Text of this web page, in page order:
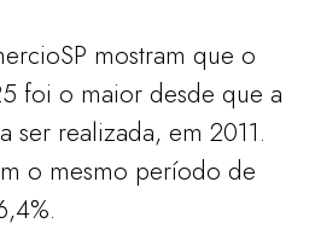
mostram que o
foi o maior desde que a
ser realizada, em 2011.
o mesmo período de